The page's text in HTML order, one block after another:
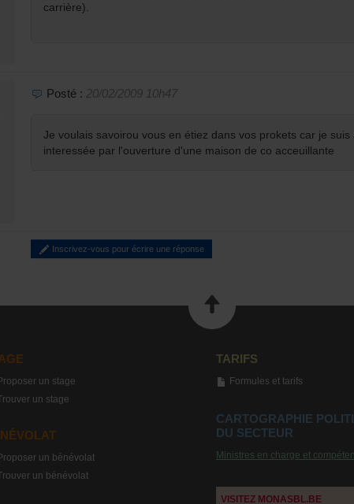
carrière).
Posté : 20/02/2009 10h47
Je voulais savoirou vous en étiez dans vos prokets car je suis
interessée par l'ouverture d'une maison de co acceuillante
Inscrivez-vous pour écrire une réponse
un stage
un stage
un bénévolat
un bénévolat
TARIFS
Formules et tarifs
CARTOGRAPHIE
DU SECTEUR
Ministres en charge et
VISITEZ MONASBL.BE